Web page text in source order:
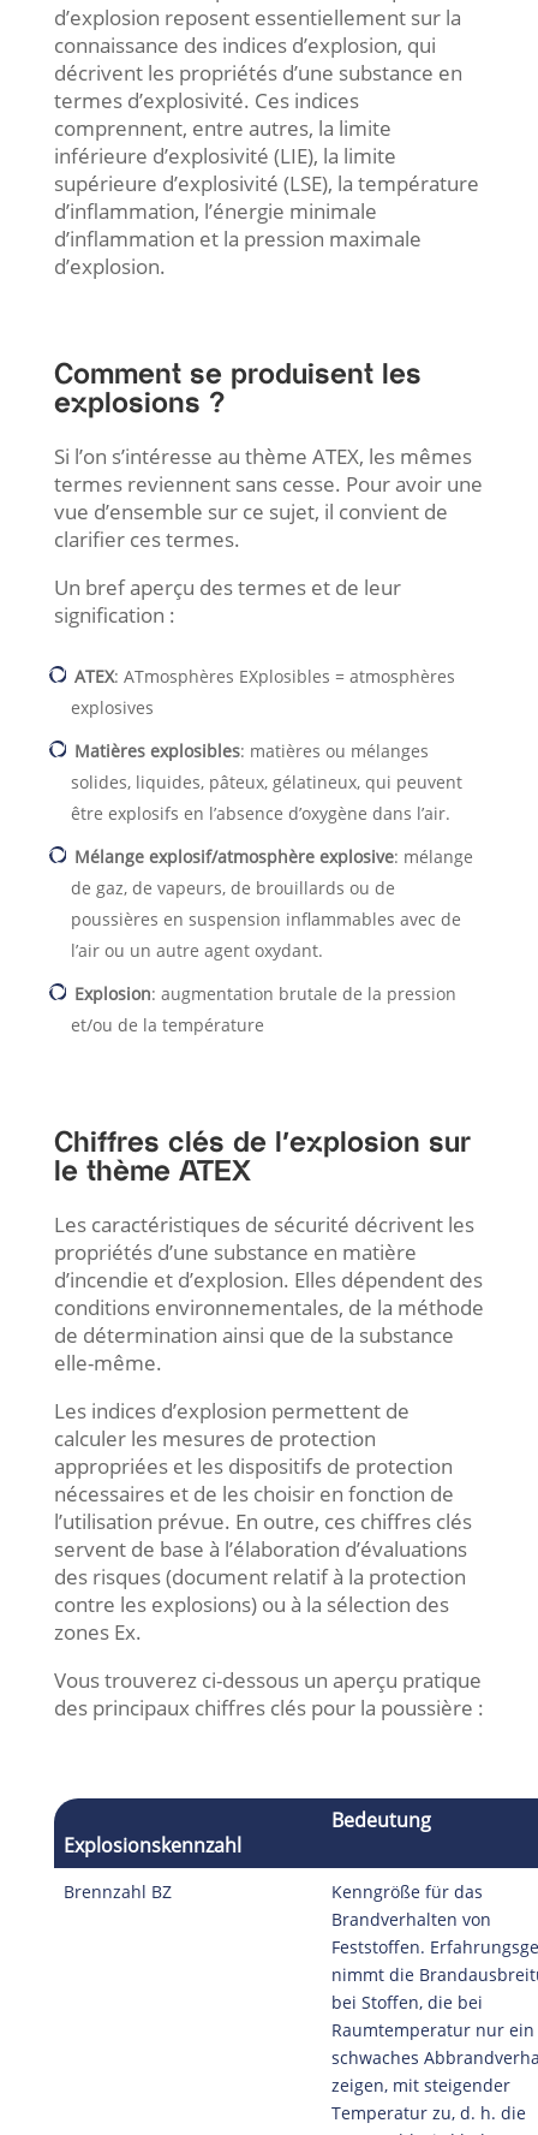
d’explosion reposent essentiellement sur la
connaissance des indices d’explosion, qui
décrivent les propriétés d’une substance en
termes d’explosivité. Ces indices
comprennent, entre autres, la limite
inférieure d’explosivité (LIE), la limite
supérieure d’explosivité (LSE), la température
d’inflammation, l’énergie minimale
d’inflammation et la pression maximale
d’explosion.
Comment se produisent les
explosions ?
Si l’on s’intéresse au thème ATEX, les mêmes
termes reviennent sans cesse. Pour avoir une
vue d’ensemble sur ce sujet, il convient de
clarifier ces termes.
Un bref aperçu des termes et de leur
signification :
ATEX: ATmosphères EXplosibles = atmosphères
explosives
Matières explosibles: matières ou mélanges
solides, liquides, pâteux, gélatineux, qui peuvent
être explosifs en l’absence d’oxygène dans l’air.
Mélange explosif/atmosphère explosive: mélange
de gaz, de vapeurs, de brouillards ou de
poussières en suspension inflammables avec de
l’air ou un autre agent oxydant.
Explosion: augmentation brutale de la pression
et/ou de la température
Chiffres clés de l’explosion sur
le thème ATEX
Les caractéristiques de sécurité décrivent les
propriétés d’une substance en matière
d’incendie et d’explosion. Elles dépendent des
conditions environnementales, de la méthode
de détermination ainsi que de la substance
elle-même.
Les indices d’explosion permettent de
calculer les mesures de protection
appropriées et les dispositifs de protection
nécessaires et de les choisir en fonction de
l’utilisation prévue. En outre, ces chiffres clés
servent de base à l’élaboration d’évaluations
des risques (document relatif à la protection
contre les explosions) ou à la sélection des
zones Ex.
Vous trouverez ci-dessous un aperçu pratique
des principaux chiffres clés pour la poussière :
Explosionskennzahl
Bedeutung
Brennzahl BZ
Kenngröße für das
Brandverhalten von
Feststoffen.
nimmt die
bei Stoffen, die bei
Raumtemperatur nur ein
schwaches
zeigen, mit steigender
Temperatur zu, d. h. die